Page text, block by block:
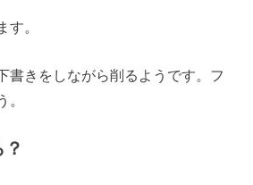
す。
書きをしながら削るようです。フ
。